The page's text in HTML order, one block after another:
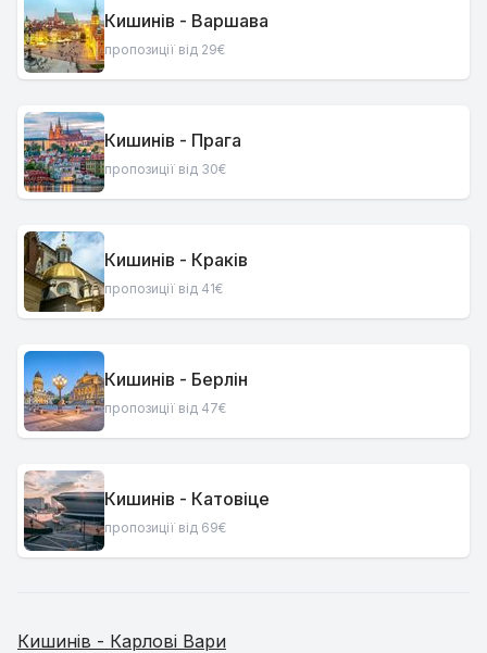
Кишинів - Варшава
пропозиції від 29€
Кишинів - Прага
пропозиції від 30€
Кишинів - Краків
пропозиції від 41€
Кишинів - Берлін
пропозиції від 47€
Кишинів - Катовіце
пропозиції від 69€
Кишинів - Карлові Вари